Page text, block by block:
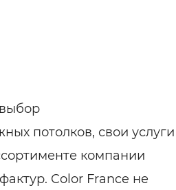
потолков, свои услуги
компании
Color France не